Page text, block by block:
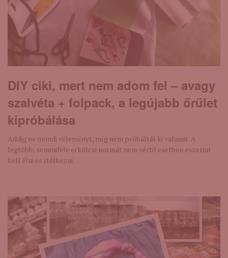
DIY ciki, mert nem adom fel – avagy
szalvéta + folpack, a legújabb őrület
kipróbálása
Addig ne mondj véleményt, míg nem próbáltál ki valamit. A
legtöbb, semmiféle erkölcsi normát nem sértő esetben eszerint
kell élni és ítélkezni.